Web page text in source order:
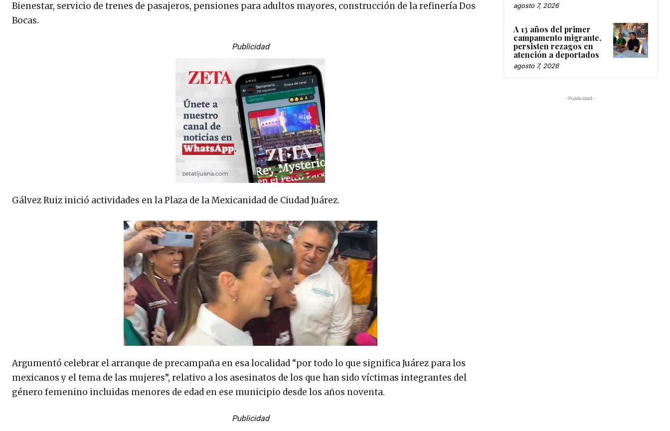
Bienestar, servicio de trenes de pasajeros, pensiones para adultos mayores, construcción de la refinería Dos
Bocas.
Publicidad
Gálvez Ruiz inició actividades en la Plaza de la Mexicanidad de Ciudad Juárez.
Argumentó celebrar el arranque de precampaña en esa localidad “por todo lo que significa Juárez para los
mexicanos y el tema de las mujeres”, relativo a los asesinatos de los que han sido víctimas integrantes del
género femenino incluidas menores de edad en ese municipio desde los años noventa.
Publicidad
agosto 7, 2026
A 13 años del primer
campamento migrante,
persisten rezagos en
atención a deportados
agosto 7, 2026
-Publicidad -